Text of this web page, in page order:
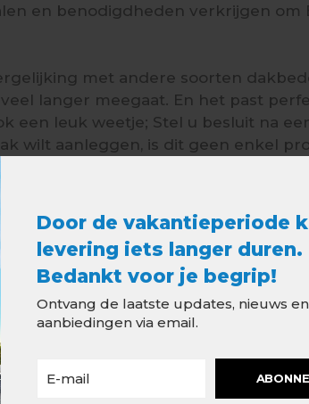
Door de vakantieperiode
levering iets langer duren.
Bedankt voor je begrip!
Ontvang de laatste updates, nieuws en
aanbiedingen via email.
en benodigdheden verkrijgen om
met andere soorten
langer meegaat. En het past
een leuk weetje; Stel u besluit na
wilt aanleggen, is dit geen enkel
voordelen heeft, kan ik dit niet
u uitgezocht. EPDM
te gebruiken voor bijvoorbeeld
meer de standaard, ook
bij houten en aluminium